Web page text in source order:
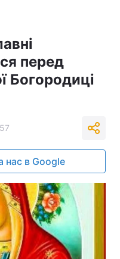
перед
Богородиці
нас в Google